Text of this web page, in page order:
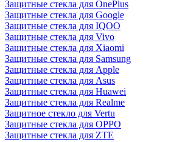
Защитные стекла для OnePlus
Защитные стекла для Google
Защитные стекла для IQOO
Защитные стекла для Vivo
Защитные стекла для Xiaomi
Защитные стекла для Samsung
Защитные стекла для Apple
Защитные стекла для Asus
Защитные стекла для Huawei
Защитные стекла для Realme
Защитное стекло для Vertu
Защитные стекла для OPPO
Защитные стекла для ZTE